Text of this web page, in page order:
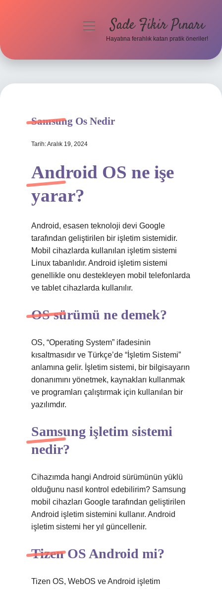
Hakkımızda
menüyüSade Fikir Pınarı
Hayatına ferahlık katan pratik öneriler!
Samsung Os Nedir
Tarih: Aralık 19, 2024
Android OS ne işe
yarar?
Android, esasen teknoloji devi Google
tarafından geliştirilen bir işletim sistemidir.
Mobil cihazlarda kullanılan işletim sistemi
Linux tabanlıdır. Android işletim sistemi
genellikle onu destekleyen mobil telefonlarda
ve tablet cihazlarda kullanılır.
OS sürümü ne demek?
OS, “Operating System” ifadesinin
kısaltmasıdır ve Türkçe’de “İşletim Sistemi”
anlamına gelir. İşletim sistemi, bir bilgisayarın
donanımını yönetmek, kaynakları kullanmak
ve programları çalıştırmak için kullanılan bir
yazılımdır.
Samsung işletim sistemi
nedir?
Cihazımda hangi Android sürümünün yüklü
olduğunu nasıl kontrol edebilirim? Samsung
mobil cihazları Google tarafından geliştirilen
Android işletim sistemini kullanır. Android
işletim sistemi her yıl güncellenir.
Tizen OS Android mi?
Tizen OS, WebOS ve Android işletim